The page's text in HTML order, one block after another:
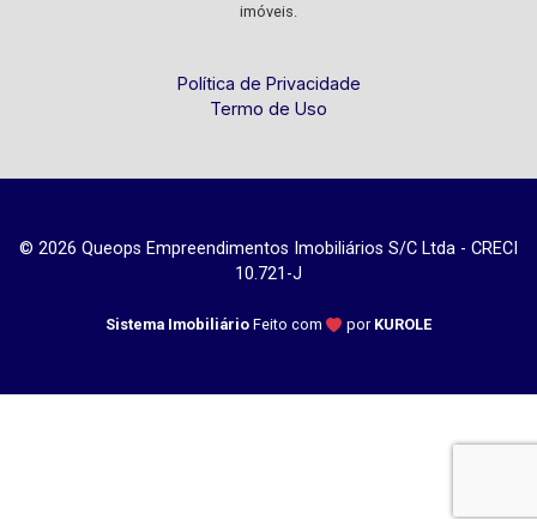
imóveis.
Política de Privacidade
Termo de Uso
© 2026 Queops Empreendimentos Imobiliários S/C Ltda - CRECI
10.721-J
Sistema Imobiliário Feito com por KUROLE